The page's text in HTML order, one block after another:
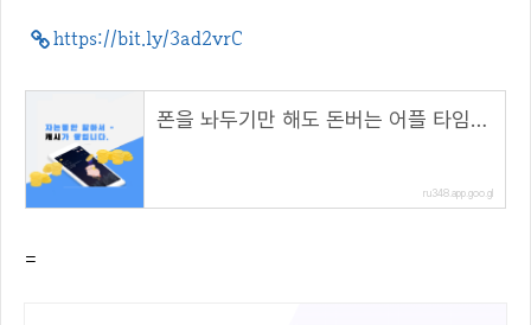
https://bit.ly/3ad2vrC
폰을 놔두기만 해도 돈버는 어플 타임스프레드
ru348.app.goo.gl
=